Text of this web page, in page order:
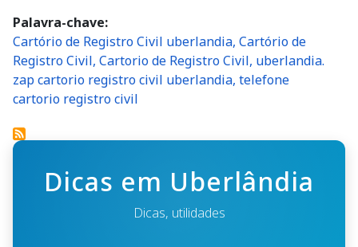
Palavra-chave
Cartório de Registro Civil uberlandia, Cartório de
Registro Civil, Cartorio de Registro Civil, uberlandia.
zap cartorio registro civil uberlandia, telefone
cartorio registro civil
Dicas em Uberlândia
Dicas, utilidades